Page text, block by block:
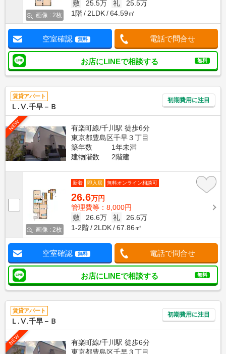
画像 : 2枚
敷 25.5万 礼
25.5万
1階
2LDK 64.59㎡
空室確認 無料 電話で問合せ
お店にLINEで相談する 無料
賃貸アパート
Ｌ.Ⅴ.千早－Ｂ
初期費用に注目
NEW
有楽町線/千川駅 徒歩6分
東京都豊島区千早３丁目
築年数
1年未満
建物階数
2階建
画像 : 2枚
新着 即入居 無料オンライン相談可
26.6万円
管理費等：8,000円
敷
26.6万 礼
26.6万
1-2階
2LDK 67.86㎡
空室確認 無料 電話で問合せ
お店にLINEで相談する 無料
賃貸アパート
Ｌ.Ⅴ.千早－Ｂ
初期費用に注目
NEW
有楽町線/千川駅 徒歩6分
東京都豊島区千早３丁目